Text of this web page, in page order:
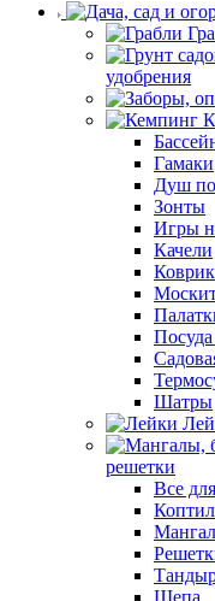
удобрения
Гамаки
Душ
Зонты
Игры
Качели
Шатры
решетки
Все
Щепа